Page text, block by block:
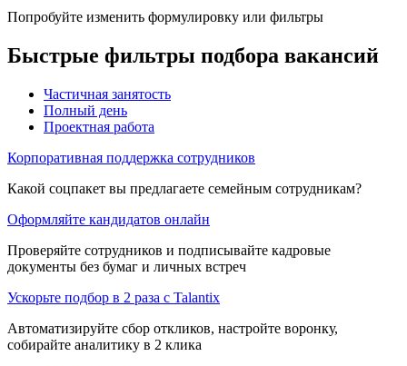
Попробуйте изменить формулировку или фильтры
Быстрые фильтры подбора вакансий
Частичная занятость
Полный день
Проектная работа
Корпоративная поддержка сотрудников
Какой соцпакет вы предлагаете семейным сотрудникам?
Оформляйте кандидатов онлайн
Проверяйте сотрудников и подписывайте кадровые
документы без бумаг и личных встреч
Ускорьте подбор в 2 раза с Talantix
Автоматизируйте сбор откликов, настройте воронку,
собирайте аналитику в 2 клика